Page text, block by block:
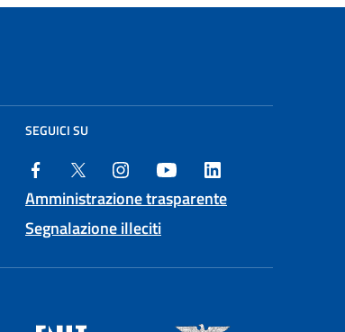
SEGUICI SU
Amministrazione trasparente
Segnalazione illeciti